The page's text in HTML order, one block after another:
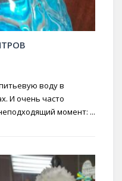
воду в
И очень часто
момент: ...